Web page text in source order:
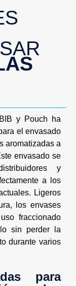
y Pouch ha
el envasado
aromatizadas a
envasado se
y
a los
Ligeros
los envases
fraccionado
sin perder la
durante varios
para